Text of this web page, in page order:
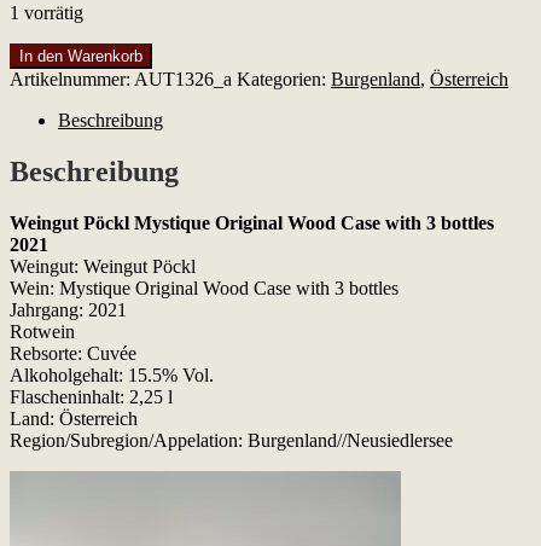
1 vorrätig
Weingut
Pöckl
Original
Case
with
bottles
2021
Menge
In den Warenkorb
Artikelnummer: AUT1326_a Kategorien: Burgenland, Österreich
Beschreibung
Beschreibung
Weingut Pöckl Mystique Original Wood Case with 3 bottles
2021
Weingut: Weingut Pöckl
Wein: Mystique Original Wood Case with 3 bottles
Jahrgang: 2021
Rotwein
Rebsorte: Cuvée
Alkoholgehalt: 15.5% Vol.
Flascheninhalt: 2,25 l
Land: Österreich
Region/Subregion/Appelation: Burgenland//Neusiedlersee